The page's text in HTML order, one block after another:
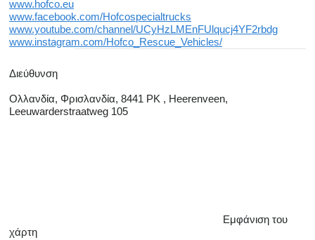
www.hofco.eu
www.facebook.com/Hofcospecialtrucks
www.youtube.com/channel/UCyHzLMEnFUlqucj4YF2rbdg
www.instagram.com/Hofco_Rescue_Vehicles/
Διεύθυνση
Ολλανδία, Φρισλανδία, 8441 PK , Heerenveen,
Leeuwarderstraatweg 105
Εμφάνιση του
χάρτη